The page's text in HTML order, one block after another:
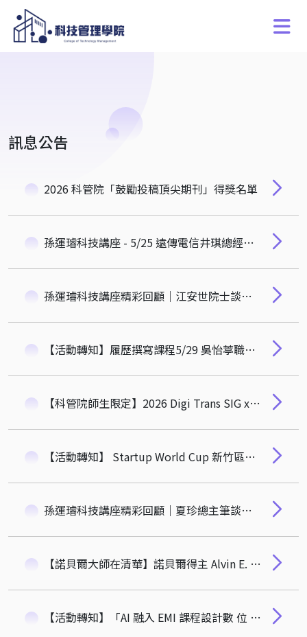
訊息公告
2026 科管院「鼓勵投稿頂尖期刊」得獎名單
孫運璿科技講座 - 5/25 遠傳電信井琪總經理：如何以新科技如何驅動企業永續與治理
孫運璿科技講座精彩回顧｜江安世院士談「AI連結體-解碼腦網路，點燃精準醫療的大數據」
【活動轉知】履歷撰寫課程5/29 吳怡葶職涯諮詢師：打造跨領域法律人高勝率履歷
【科管院師生限定】2026 Digi Trans SIG x Young TEN微聚｜聯名活動
【活動轉知】 Startup World Cup 新竹區域賽 已正式開放報名！
孫運璿科技講座精彩回顧｜夏珍總主筆談「歡迎進入破碎的後真相時代-媒體、數位、政治」
【諾貝爾大師在清華】諾貝爾得主 Alvin E. Roth 蒞臨科管院：跨越金錢，用經濟學解決生命的難題
【活動轉知】「AI 融入 EMI 課程設計數 位 課 程 原 型 實 作」